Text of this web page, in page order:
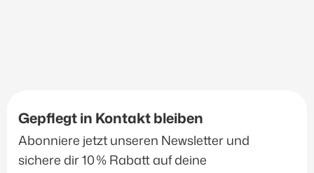
Gepflegt in Kontakt bleiben
Abonniere jetzt unseren Newsletter und
sichere dir 10 % Rabatt auf deine